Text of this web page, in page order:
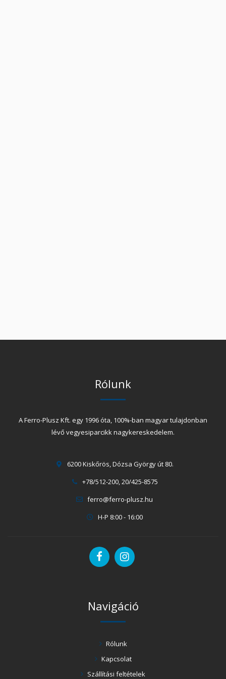
Rólunk
A Ferro-Plusz Kft. egy 1996 óta, 100%-ban magyar tulajdonban
lévő vegyesiparcikk nagykereskedelem.
6200 Kiskőrös, Dózsa György út 80.
+78/512-200, 20/425-8575
ferro@ferro-plusz.hu
H-P 8:00 - 16:00
Navigáció
Rólunk
Kapcsolat
Szállítási feltételek